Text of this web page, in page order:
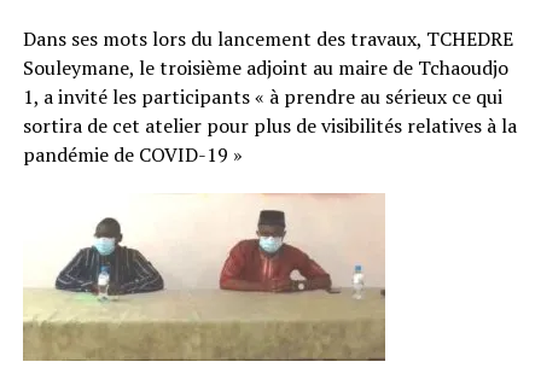
Dans ses mots lors du lancement des travaux, TCHEDRE
Souleymane, le troisième adjoint au maire de Tchaoudjo
1, a invité les participants « à prendre au sérieux ce qui
sortira de cet atelier pour plus de visibilités relatives à la
pandémie de COVID-19 »